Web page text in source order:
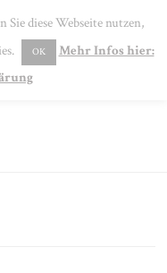
Sie diese Webseite nutzen,
OK
Mehr Infos hier: